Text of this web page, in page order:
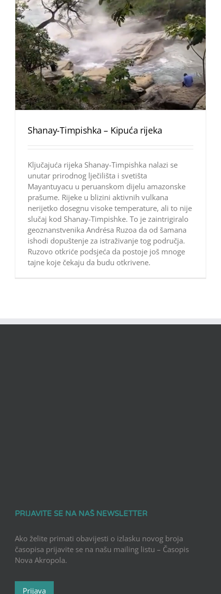
Shanay-Timpishka – Kipuća rijeka
Ključajuća rijeka Shanay-Timpishka nalazi se
unutar prirodnog lječilišta i svetišta
Mayantuyacu u peruanskom dijelu amazonske
prašume. Rijeke u blizini aktivnih vulkana
nerijetko dosegnu visoke temperature, ali to nije
slučaj kod Shanay-Timpishke. To je zaintrigiralo
geoznanstvenika Andrésa Ruzoa da od šamana
ishodi dopuštenje za istraživanje tog područja.
Ruzovo otkriće podsjeća da postoje još mnoge
tajne koje čekaju da budu otkrivene.
PRIJAVITE SE NA NAŠ NEWSLETTER
Ako želite primati obavijesti o izlasku novog broja
časopisa prijavite se na našu mailing listu – Časopis
Nova Akropola.
Prijava